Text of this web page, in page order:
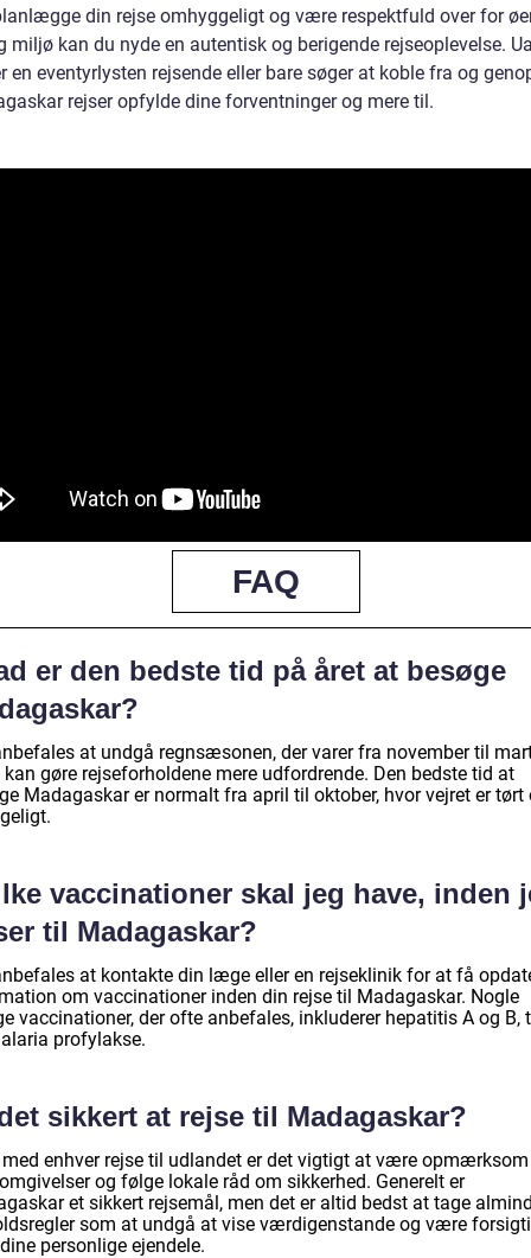
din rejse omhyggeligt og være respektfuld over for
miljø kan du nyde en autentisk og berigende rejseoplevelse.
en eventyrlysten rejsende eller bare søger at koble fra og
rejser opfylde dine forventninger og mere til.
FAQ
er den bedste tid på året at besøge
at undgå regnsæsonen, der varer fra november til
kan gøre rejseforholdene mere udfordrende. Den bedste tid at
Madagaskar er normalt fra april til oktober, hvor vejret er tørt
vaccinationer skal jeg have, inden
til Madagaskar?
at kontakte din læge eller en rejseklinik for at få
om vaccinationer inden din rejse til Madagaskar. Nogle
vaccinationer, der ofte anbefales, inkluderer hepatitis A og B,
profylakse.
sikkert at rejse til Madagaskar?
enhver rejse til udlandet er det vigtigt at være
og følge lokale råd om sikkerhed. Generelt er
et sikkert rejsemål, men det er altid bedst at tage
som at undgå at vise værdigenstande og være
personlige ejendele.